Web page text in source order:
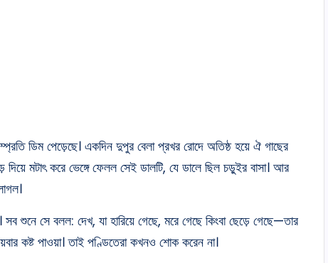
ডিম পেড়েছে। একদিন দুপুর বেলা প্রখর রোদে অতিষ্ঠ হয়ে ঐ গাছের
মটাৎ করে ভেঙ্গে ফেলল সেই ডালটি, যে ডালে ছিল চড়ুইর বাসা। আর
শুনে সে বলল: দেখ, যা হারিয়ে গেছে, মরে গেছে কিংবা ছেড়ে গেছে—তার
কষ্ট পাওয়া। তাই পণ্ডিতেরা কখনও শোক করেন না।